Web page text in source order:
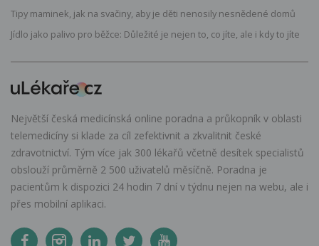
Tipy maminek, jak na svačiny, aby je děti nenosily nesnědené domů
Jídlo jako palivo pro běžce: Důležité je nejen to, co jíte, ale i kdy to jíte
Největší česká medicínská online poradna a průkopník v oblasti
telemedicíny si klade za cíl zefektivnit a zkvalitnit české
zdravotnictví. Tým více jak 300 lékařů včetně desítek specialistů
obslouží průměrně 2 500 uživatelů měsíčně. Poradna je
pacientům k dispozici 24 hodin 7 dní v týdnu nejen na webu, ale i
přes mobilní aplikaci.